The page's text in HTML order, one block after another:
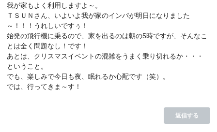
我が家もよく利用しますよ～。
ＴＳＵＮさん、いよいよ我が家のインパが明日になりました
～！！！うれしいですぅ！
始発の飛行機に乗るので、家を出るのは朝の5時ですが、そんなこ
とは全く問題なし！です！
あとは、クリスマスイベントの混雑をうまく乗り切れるか・・・
ということ。
でも、楽しみで今日も夜、眠れるか心配です（笑）。
では、行ってきま～す！
返信する